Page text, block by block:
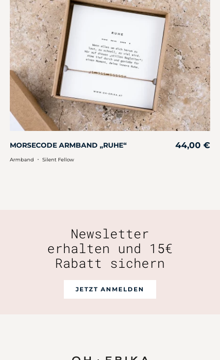
MORSECODE ARMBAND „RUHE“ 44,00 €
Armband ・ Silent Fellow
Newsletter
erhalten und 15€
Rabatt sichern
JETZT ANMELDEN